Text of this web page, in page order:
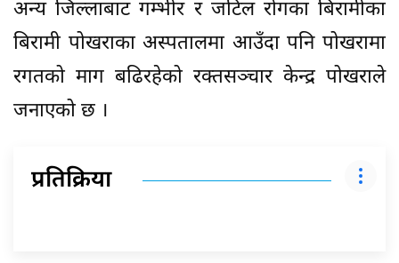
अन्य जिल्लाबाट गम्भीर र जटिल रोगका बिरामीका
बिरामी पोखराका अस्पतालमा आउँदा पनि पोखरामा
रगतको माग बढिरहेको रक्तसञ्चार केन्द्र पोखराले
जनाएको छ ।
प्रतिक्रिया